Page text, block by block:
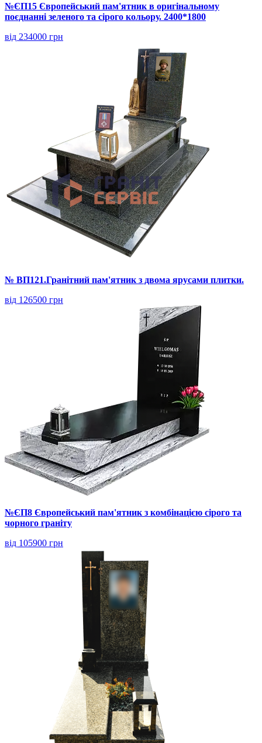
№ЄП15 Європейський пам'ятник в оригінальному
поєднанні зеленого та сірого кольору. 2400*1800
від 234000 грн
№ ВП121.Гранітний пам'ятник з двома ярусами плитки.
від 126500 грн
№ЄП8 Європейський пам'ятник з комбінацією сірого та
чорного граніту
від 105900 грн